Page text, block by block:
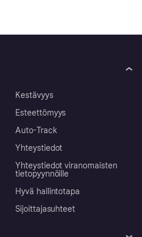
Kestävyys
Esteettömyys
Auto-Track
Yhteystiedot
Yhteystiedot viranomaisten
tietopyynnöille
Hyvä hallintotapa
Sijoittajasuhteet